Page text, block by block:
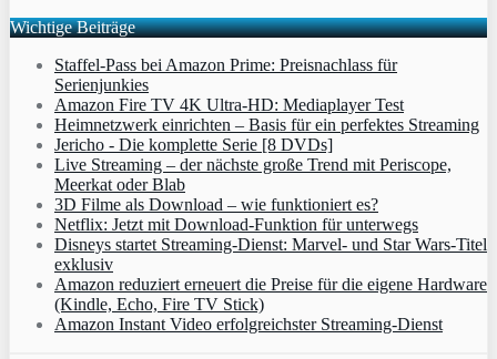
Wichtige Beiträge
Staffel-Pass bei Amazon Prime: Preisnachlass für
Serienjunkies
Amazon Fire TV 4K Ultra-HD: Mediaplayer Test
Heimnetzwerk einrichten – Basis für ein perfektes Streaming
Jericho - Die komplette Serie [8 DVDs]
Live Streaming – der nächste große Trend mit Periscope,
Meerkat oder Blab
3D Filme als Download – wie funktioniert es?
Netflix: Jetzt mit Download-Funktion für unterwegs
Disneys startet Streaming-Dienst: Marvel- und Star Wars-Titel
exklusiv
Amazon reduziert erneuert die Preise für die eigene Hardware
(Kindle, Echo, Fire TV Stick)
Amazon Instant Video erfolgreichster Streaming-Dienst